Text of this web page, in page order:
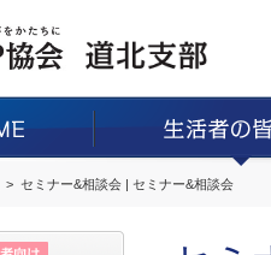
セミナー&相談会 | セミナー&相談会